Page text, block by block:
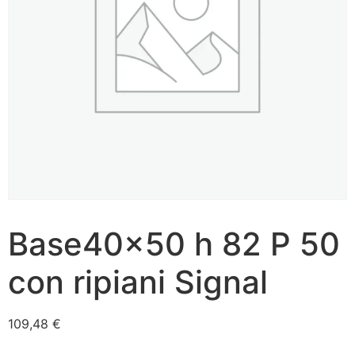
Base40x50 h 82 P 50
con ripiani Signal
109,48 €